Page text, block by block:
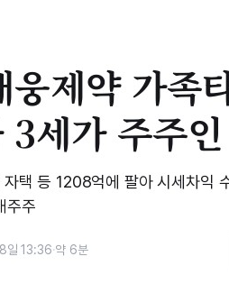
제약 가족
3세가 주주
택 등 1208억에 팔아 시세차익
주주
일 13:36·약 6분